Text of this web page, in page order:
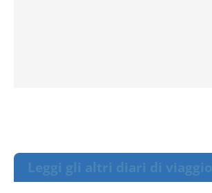
Leggi gli altri diari di viaggio